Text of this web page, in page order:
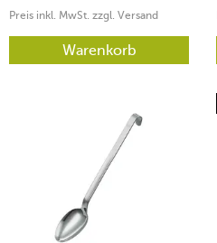
Preis inkl. MwSt. zzgl. Versand
Warenkorb